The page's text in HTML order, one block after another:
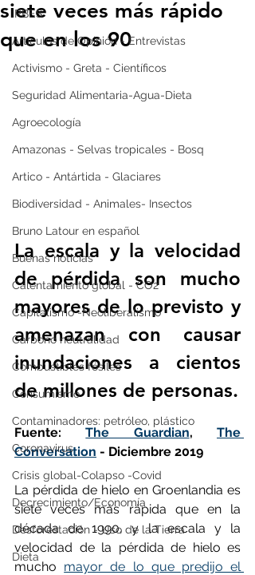
IPBES
Artículos de Opinión - Entrevistas
Activismo - Greta - Científicos
Seguridad Alimentaria-Agua-Dieta
Agroecología
Amazonas - Selvas tropicales - Bosq
Artico - Antártida - Glaciares
Biodiversidad - Animales- Insectos
Bruno Latour en español
Buenas noticias
Calentamiento global - CO2
Capitalismo -Neoliberalismo
Carbono neutralidad
Combustibles fósiles
Consumismo
Contaminadores: petróleo, plástico
Coronavirus
Crisis global-Colapso -Covid
Decrecimiento/Economía
Desforestación - Uso de la Tierra
Dieta
siete veces más rápido
que en los 90
La escala y la velocidad
de pérdida son mucho
mayores de lo previsto y
amenazan con causar
inundaciones a cientos
de millones de personas.
Fuente: The Guardian, The
Conversation - Diciembre 2019
La pérdida de hielo en Groenlandia es
siete veces más rápida que en la
década de 1990, y la escala y la
velocidad de la pérdida de hielo es
mucho mayor de lo que predijo el